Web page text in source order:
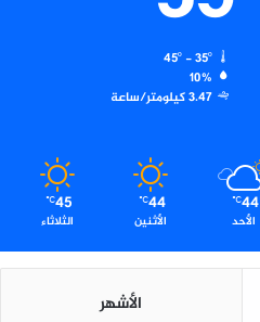
45º - 35º
10%
3.47 كيلومتر/ساعة
44
℃
الأحد
44
℃
الأثنين
45
℃
الثلاثاء
الأشهر